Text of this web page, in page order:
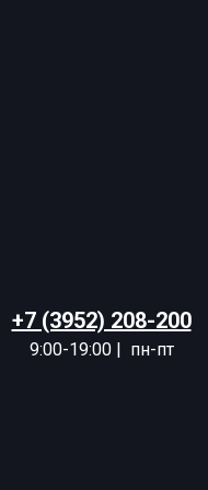
+7 (3952) 208-200
9:00-19:00 | пн-пт